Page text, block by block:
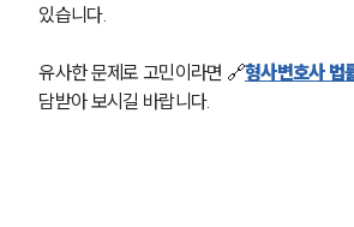
있습니다.
유사한 문제로 고민이라면 🔗형사변호사 법
담받아 보시길 바랍니다.